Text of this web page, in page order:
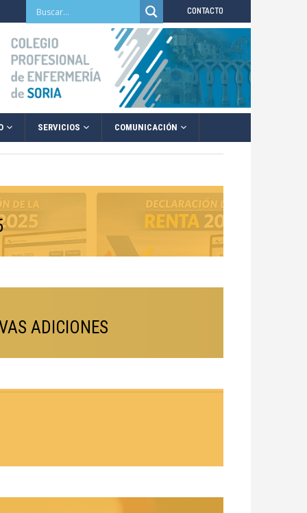
CONTACTO
SERVICIOS COMUNICACIÓN
ADICIONES